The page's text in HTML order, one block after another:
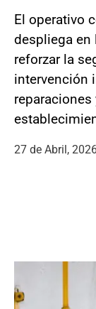
El operativo
despliega en
reforzar la
intervención
27 de Abril,